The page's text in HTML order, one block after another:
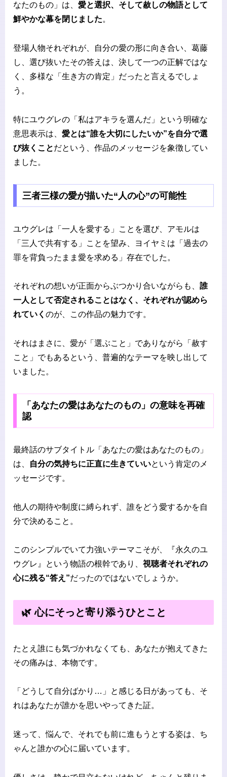
なたのもの」は、 愛と選択、そして赦しの物語として
鮮やかな幕を閉じました。
登場人物それぞれが、自分の愛の形に向き合い、葛藤
し、選び抜いたその答えは、決して一つの正解ではな
く、多様な「生き方の肯定」だったと言えるでしょ
う。
特にユウグレの「私はアキラを選んだ」という明確な
意思表示は、 愛とは“誰を大切にしたいか”を自分で選
び抜くことだという、作品のメッセージを象徴してい
ました。
三者三様の愛が描いた“人の心”の可能性
ユウグレは「一人を愛する」ことを選び、アモルは
「三人で共有する」ことを望み、ヨイヤミは「過去の
罪を背負ったまま愛を求める」存在でした。
それぞれの想いが正面からぶつかり合いながらも、 誰
一人として否定されることはなく、それぞれが認めら
れていく のが、この作品の魅力です。
それはまさに、愛が「選ぶこと」でありながら「赦す
こと」でもあるという、普遍的なテーマを映し出して
いました。
「あなたの愛はあなたのもの」の意味を再確
認
最終話のサブタイトル「あなたの愛はあなたのもの」
は、
自分の気持ちに正直に生きていいという肯定のメ
ッセージです。
他人の期待や制度に縛られず、誰をどう愛するかを自
分で決めること。
このシンプルでいて力強いテーマこそが、『永久のユ
ウグレ』という物語の根幹であり、 視聴者それぞれの
心に残る“答え”だったのではないでしょうか。
🌿 心にそっと寄り添うひとこと
たとえ誰にも気づかれなくても、あなたが抱えてきた
その痛みは、本物です。
「どうして自分ばかり…」と感じる日があっても、そ
れはあなたが誰かを思いやってきた証。
迷って、悩んで、それでも前に進もうとする姿は、ち
ゃんと誰かの心に届いています。